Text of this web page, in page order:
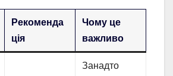
Рекоменда
ція
Чому це
важливо
Занадто